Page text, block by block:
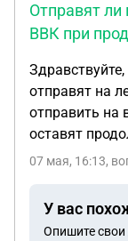
итоге дело
Сейчас
был доход на
ГПХ или
шансов?
Отправят
ВВК при
отправят на
отправить на
оставят
07 мая, 16:13,
У вас
Опишите свои